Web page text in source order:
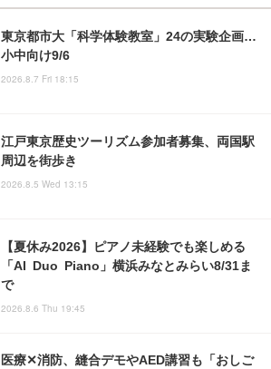
東京都市大「科学体験教室」24の実験企画…
小中向け9/6
2026.8.7 Fri 18:15
江戸東京歴史ツーリズム参加者募集、両国駅
周辺を街歩き
2026.8.5 Wed 13:15
【夏休み2026】ピアノ未経験でも楽しめる
「AI Duo Piano」横浜みなとみらい8/31ま
で
2026.8.6 Thu 19:45
医療✕消防、縫合デモやAED講習も「おしご